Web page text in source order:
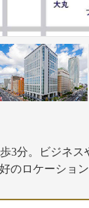
3分。ビジネス
のロケーション